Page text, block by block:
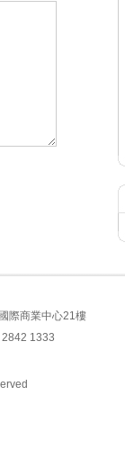
際商業中心21樓
1333